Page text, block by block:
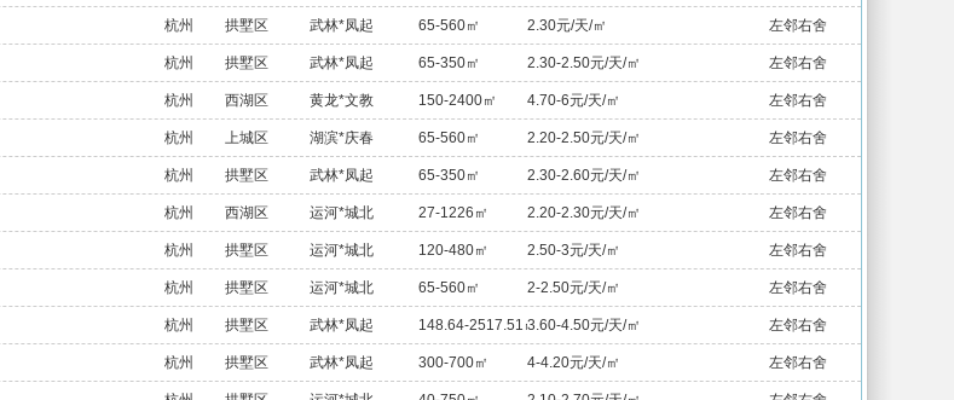
杭州 拱墅区 武林*凤起 65-560㎡ 2.30元/天/㎡ 左邻右舍
杭州 拱墅区 武林*凤起 65-350㎡ 2.30-2.50元/天/㎡ 左邻右舍
杭州 西湖区 黄龙*文教 150-2400㎡ 4.70-6元/天/㎡ 左邻右舍
杭州 上城区 湖滨*庆春 65-560㎡ 2.20-2.50元/天/㎡ 左邻右舍
杭州 拱墅区 武林*凤起 65-350㎡ 2.30-2.60元/天/㎡ 左邻右舍
杭州 西湖区 运河*城北 27-1226㎡ 2.20-2.30元/天/㎡ 左邻右舍
杭州 拱墅区 运河*城北 120-480㎡ 2.50-3元/天/㎡ 左邻右舍
杭州 拱墅区 运河*城北 65-560㎡ 2-2.50元/天/㎡ 左邻右舍
杭州 拱墅区 武林*凤起 148.64-2517.51㎡3.60-4.50元/天/㎡ 左邻右舍
杭州 拱墅区 武林*凤起 300-700㎡ 4-4.20元/天/㎡ 左邻右舍